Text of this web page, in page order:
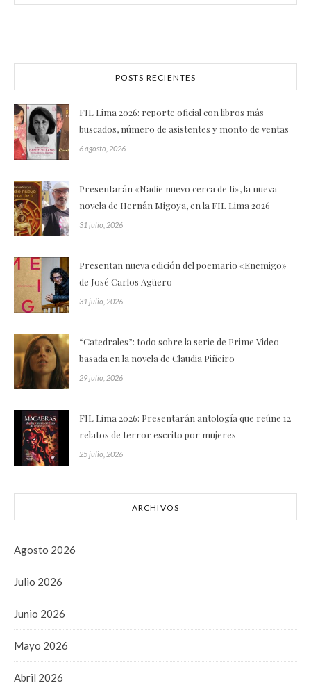
POSTS RECIENTES
FIL Lima 2026: reporte oficial con libros más
buscados, número de asistentes y monto de ventas
6 agosto, 2026
Presentarán «Nadie nuevo cerca de ti», la nueva
novela de Hernán Migoya, en la FIL Lima 2026
31 julio, 2026
Presentan nueva edición del poemario «Enemigo»
de José Carlos Agüero
31 julio, 2026
“Catedrales”: todo sobre la serie de Prime Video
basada en la novela de Claudia Piñeiro
29 julio, 2026
FIL Lima 2026: Presentarán antología que reúne 12
relatos de terror escrito por mujeres
25 julio, 2026
ARCHIVOS
Agosto 2026
Julio 2026
Junio 2026
Mayo 2026
Abril 2026